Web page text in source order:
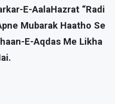
E-AalaHazrat “Radi
Mubarak Haatho Se